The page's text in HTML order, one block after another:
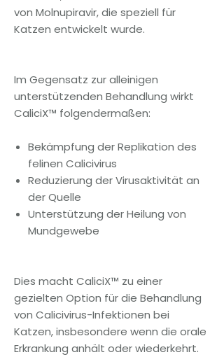
von Molnupiravir, die speziell für
Katzen entwickelt wurde.
Im Gegensatz zur alleinigen
unterstützenden Behandlung wirkt
CaliciX™ folgendermaßen:
Bekämpfung der Replikation des
felinen Calicivirus
Reduzierung der Virusaktivität an
der Quelle
Unterstützung der Heilung von
Mundgewebe
Dies macht CaliciX™ zu einer
gezielten Option für die Behandlung
von Calicivirus-Infektionen bei
Katzen, insbesondere wenn die orale
Erkrankung anhält oder wiederkehrt.